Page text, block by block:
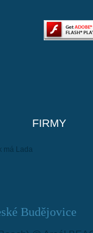
FIRMY
má Lada
Budějovice